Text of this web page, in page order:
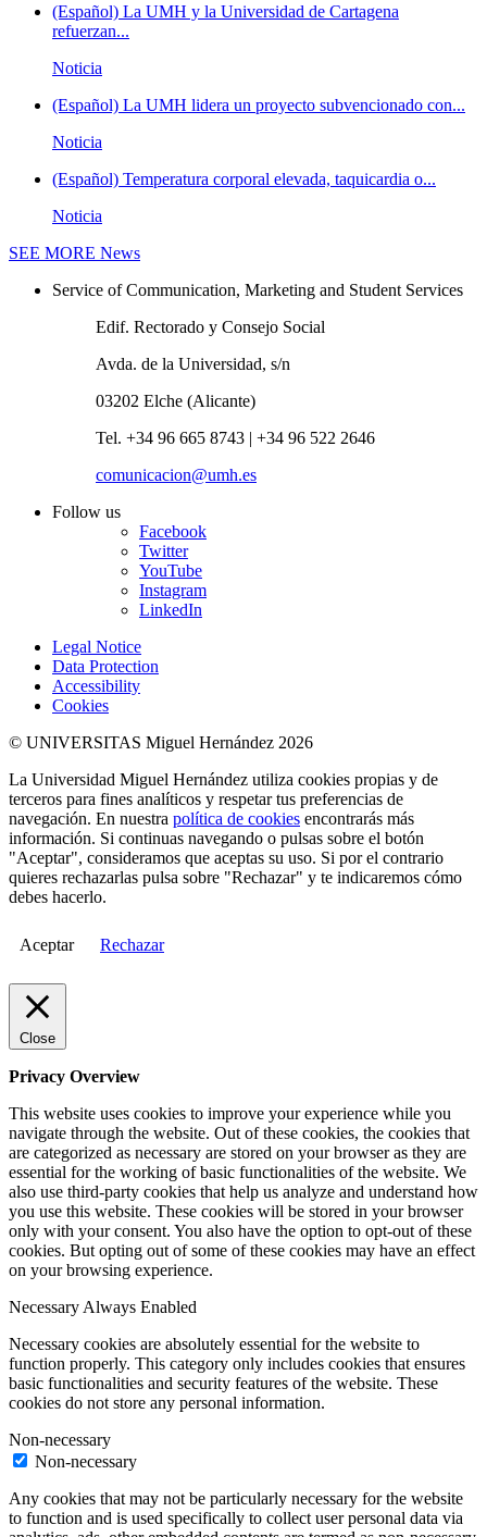
(Español) La UMH y la Universidad de Cartagena
refuerzan...
Noticia
(Español) La UMH lidera un proyecto subvencionado con...
Noticia
(Español) Temperatura corporal elevada, taquicardia o...
Noticia
SEE MORE News
Service of Communication, Marketing and Student Services
Edif. Rectorado y Consejo Social
Avda. de la Universidad, s/n
03202 Elche (Alicante)
Tel. +34 96 665 8743 | +34 96 522 2646
comunicacion@umh.es
Follow us
Facebook
Twitter
YouTube
Instagram
LinkedIn
Legal Notice
Data Protection
Accessibility
Cookies
© UNIVERSITAS Miguel Hernández 2026
La Universidad Miguel Hernández utiliza cookies propias y de
terceros para fines analíticos y respetar tus preferencias de
navegación. En nuestra política de cookies encontrarás más
información. Si continuas navegando o pulsas sobre el botón
"Aceptar", consideramos que aceptas su uso. Si por el contrario
quieres rechazarlas pulsa sobre "Rechazar" y te indicaremos cómo
debes hacerlo.
Aceptar Rechazar
Close
Privacy Overview
This website uses cookies to improve your experience while you
navigate through the website. Out of these cookies, the cookies that
are categorized as necessary are stored on your browser as they are
essential for the working of basic functionalities of the website. We
also use third-party cookies that help us analyze and understand how
you use this website. These cookies will be stored in your browser
only with your consent. You also have the option to opt-out of these
cookies. But opting out of some of these cookies may have an effect
on your browsing experience.
NecessaryAlways Enabled
Necessary cookies are absolutely essential for the website to
function properly. This category only includes cookies that ensures
basic functionalities and security features of the website. These
cookies do not store any personal information.
Non-necessary
Non-necessary
Any cookies that may not be particularly necessary for the website
to function and is used specifically to collect user personal data via